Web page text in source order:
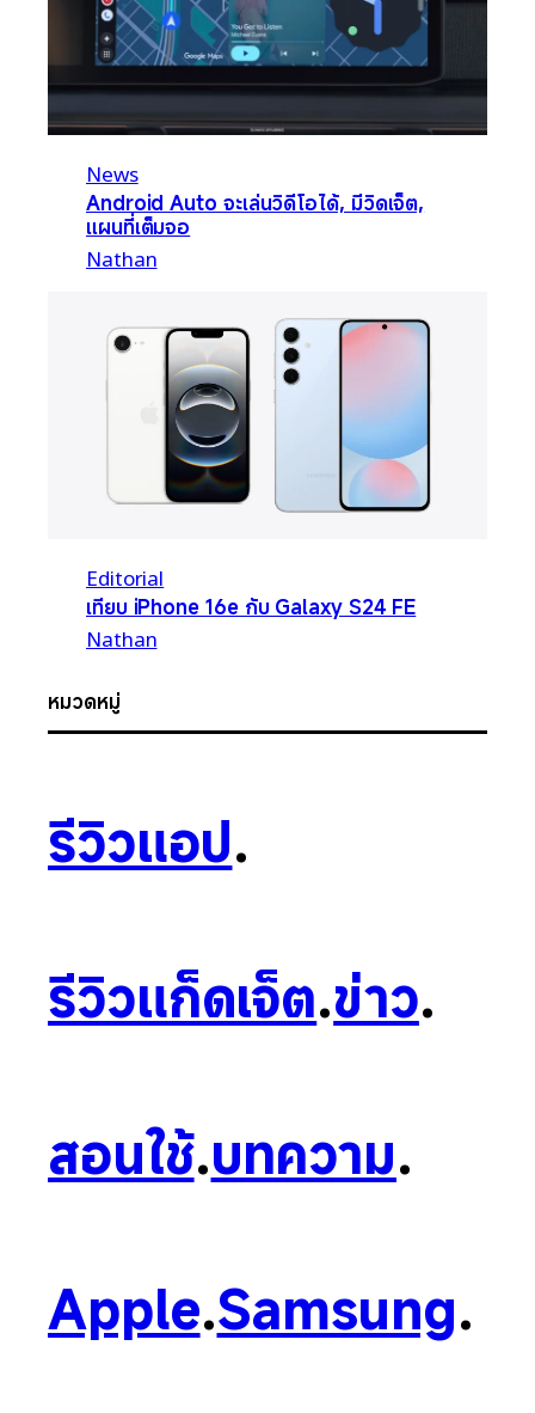
News
Android Auto จะเล่นวิดีโอได้, มีวิดเจ็ต,
แผนที่เต็มจอ
Nathan
Editorial
เทียบ iPhone 16e กับ Galaxy S24 FE
Nathan
หมวดหมู่
รีวิวแอป.
รีวิวแก็ดเจ็ต.ข่าว.
สอนใช้.บทความ.
Apple.Samsung.